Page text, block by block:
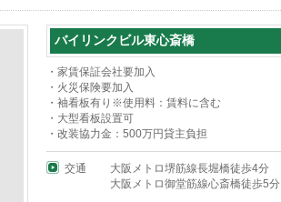
バイリンクビル東心斎橋
・家賃保証会社要加入
・火災保険要加入
・袖看板有り※使用料：賃料に含む
・大型看板設置可
・改装協力金：500万円貸主負担
交通
大阪メトロ堺筋線長堀橋徒歩4分
大阪メトロ御堂筋線心斎橋徒歩5分